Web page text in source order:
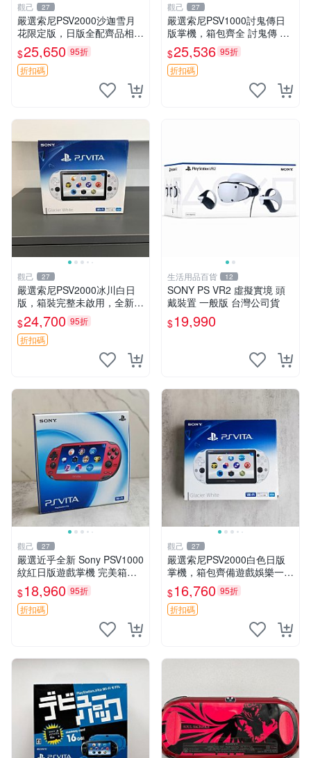
觀己 27
嚴選索尼PSV2000沙迦雪月
花限定版，日版全配齊品相極
佳 中古掌上遊戲機 白屏新螢
幕 功能完wend
$25,650 95折
折扣碼
觀己 27
嚴選索尼PSV1000討鬼傳日
版掌機，箱包齊全 討鬼傳 PS
V1000 索尼掌機 PSV1000 討
鬼傳 日版 討鬼傳 限定版 PSV
1000
$25,536 95折
折扣碼
觀己 27
嚴選索尼PSV2000冰川白日
版，箱裝完整未啟用，全新如
初體驗電子新品推薦遊戲掌機
嚴選收藏 psv2000 日版 新三
色冰川 白 新品 掌上遊戲機
$24,700 95折
折扣碼
生活用品百貨 12
SONY PS VR2 虛擬實境 頭
戴裝置 一般版 台灣公司貨
$19,990
觀己 27
嚴選近乎全新 Sony PSV1000
紋紅日版遊戲掌機 完美箱套
SONY 日本原裝 PSV1000 紅
色 手機遊戲掌機 Sony 游戲
機
$18,960 95折
折扣碼
觀己 27
嚴選索尼PSV2000白色日版
掌機，箱包齊備遊戲娛樂一應
俱全 PSV2000 索尼 電玩掌機
日版 品牌掌機
$16,760 95折
折扣碼